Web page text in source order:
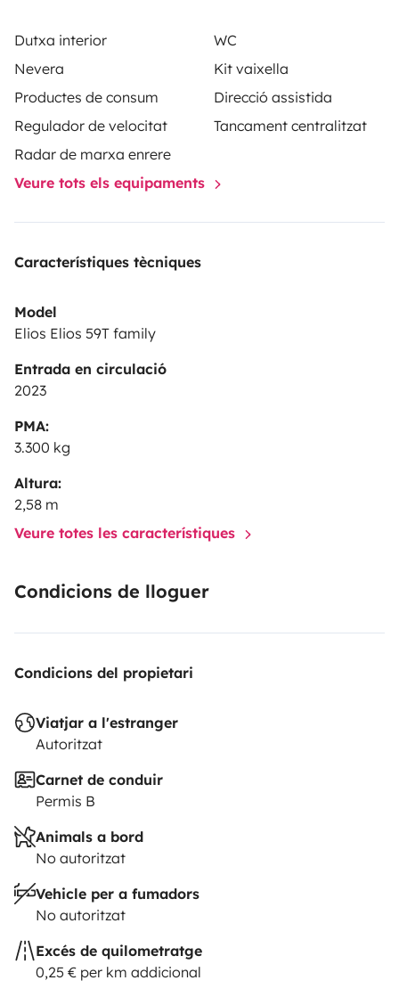
Dutxa interior
WC
Nevera
Kit vaixella
Productes de consum
Direcció assistida
Regulador de velocitat
Tancament centralitzat
Radar de marxa enrere
Veure tots els equipaments
Característiques tècniques
Model
Elios Elios 59T family
Entrada en circulació
2023
PMA:
3.300 kg
Altura:
2,58 m
Veure totes les característiques
Condicions de lloguer
Condicions del propietari
Viatjar a l'estranger
Autoritzat
Carnet de conduir
Permis B
Animals a bord
No autoritzat
Vehicle per a fumadors
No autoritzat
Excés de quilometratge
0,25 € per km addicional